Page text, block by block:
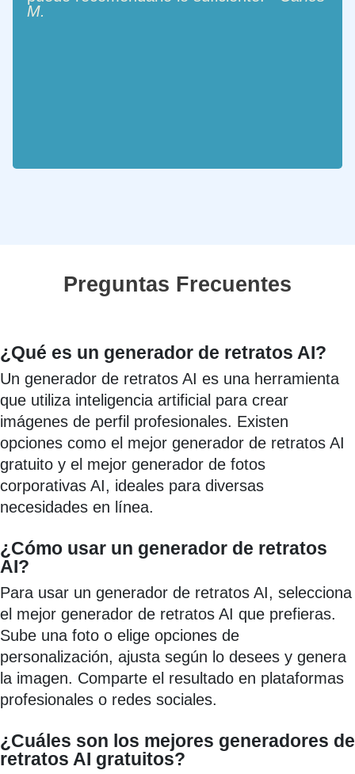
M.
Preguntas Frecuentes
¿Qué es un generador de retratos AI?
Un generador de retratos AI es una herramienta
que utiliza inteligencia artificial para crear
imágenes de perfil profesionales. Existen
opciones como el mejor generador de retratos AI
gratuito y el mejor generador de fotos
corporativas AI, ideales para diversas
necesidades en línea.
¿Cómo usar un generador de retratos
AI?
Para usar un generador de retratos AI, selecciona
el mejor generador de retratos AI que prefieras.
Sube una foto o elige opciones de
personalización, ajusta según lo desees y genera
la imagen. Comparte el resultado en plataformas
profesionales o redes sociales.
¿Cuáles son los mejores generadores de
retratos AI gratuitos?